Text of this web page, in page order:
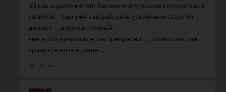
ой как задело малого бесеночка) у хозяев которого все
валится… они уже каждый день усиленные гадости
делают… а провал полный…
вне этого купола все так прекрасно… только глистам
нравится жить в говне…
2